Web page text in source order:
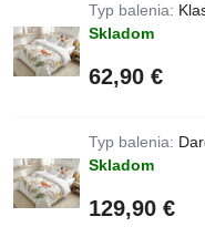
Typ balenia:
Skladom
62,90 €
Typ balenia:
Skladom
129,90 €